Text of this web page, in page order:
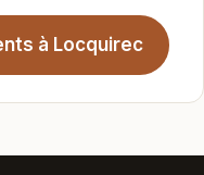
à Locquirec